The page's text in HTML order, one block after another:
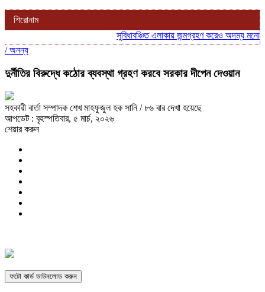
শিরোনাম
সুবিধাবঞ্চিত এলাকায় জন্মগ্রহণ করেও অদম্য
/অনন্য
দুর্নীতির বিরুদ্ধে কঠোর ব্যবস্থা গ্রহণ করবে সরকার দীপেন দেওয়ান
সহকারী বার্তা সম্পাদক শেখ মাহফুজুল হক সানি/ ৮৬ বার দেখা হয়েছে
আপডেট : বৃহস্পতিবার, ৫ মার্চ, ২০২৬
শেয়ার করুন
ফটো কার্ড ডাউনলোড করুন